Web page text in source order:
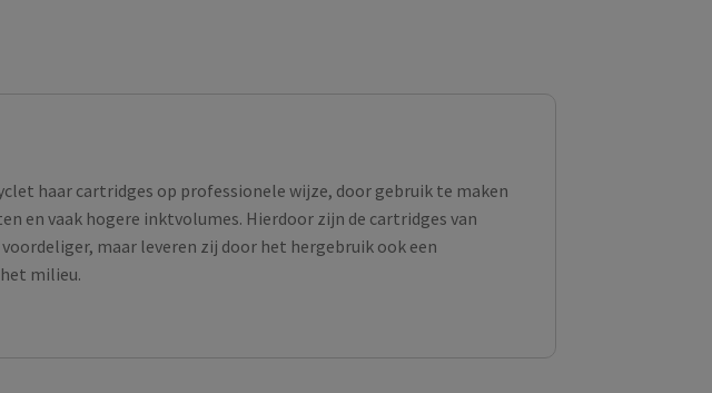
haar cartridges op professionele wijze, door gebruik te maken
en vaak hogere inktvolumes. Hierdoor zijn de cartridges van
maar leveren zij door het hergebruik ook een
milieu.